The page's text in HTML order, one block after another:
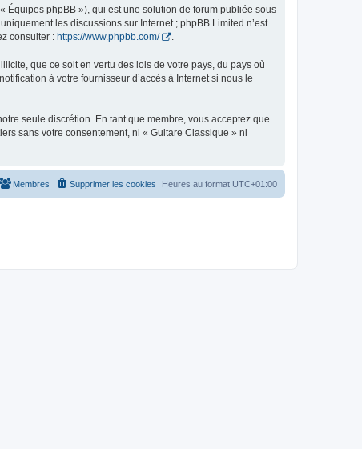
Équipes phpBB »), qui est une solution de forum publiée sous
les discussions sur Internet ; phpBB Limited n’est
consulter : https://www.phpbb.com/ .
que ce soit en vertu des lois de votre pays, du pays où
à votre fournisseur d’accès à Internet si nous le
seule discrétion. En tant que membre, vous acceptez que
sans votre consentement, ni « Guitare Classique » ni
Heures au format UTC+01:00
Supprimer les cookies
Membres